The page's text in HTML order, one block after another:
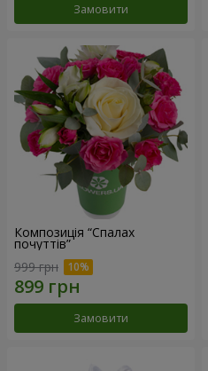
Замовити
Композиція “Спалах
почуттів”
999 грн
Замовити